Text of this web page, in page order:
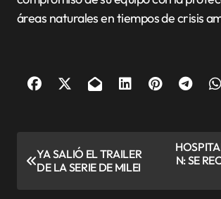
áreas naturales en tiempos de crisis
a
YA SALIÓ EL TRAILER
DE LA SERIE DE MILEI
N: SE